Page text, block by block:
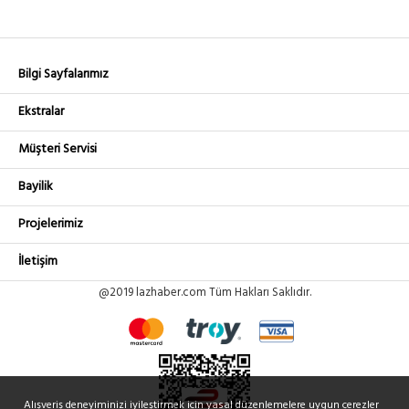
Bilgi Sayfalarımız
Ekstralar
Müşteri Servisi
Bayilik
Projelerimiz
İletişim
@2019 lazhaber.com Tüm Hakları Saklıdır.
Alışveriş deneyiminizi iyileştirmek için yasal düzenlemelere uygun çerezler